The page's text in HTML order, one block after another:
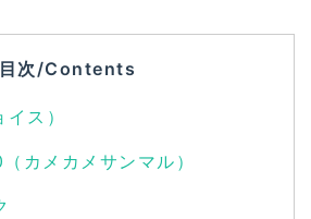
目次/Contents
ス）
カメカメサンマル）